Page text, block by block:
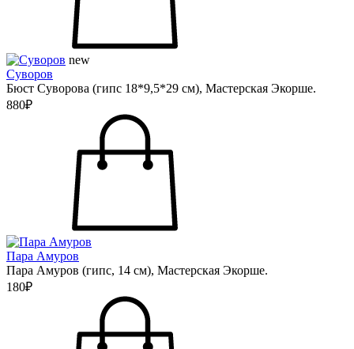
new
Суворов
Бюст Суворова (гипс 18*9,5*29 см), Мастерская Экорше.
880₽
Пара Амуров
Пара Амуров (гипс, 14 см), Мастерская Экорше.
180₽